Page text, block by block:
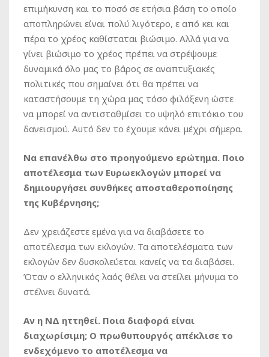
επιμήκυνση και το ποσό σε ετήσια βάση το οποίο
αποπληρώνει είναι πολύ λιγότερο, ε από κει και
πέρα το χρέος καθίσταται βιώσιμο. Αλλά για να
γίνει βιώσιμο το χρέος πρέπει να στρέψουμε
δυναμικά όλο μας το βάρος σε αναπτυξιακές
πολιτικές που σημαίνει ότι θα πρέπει να
καταστήσουμε τη χώρα μας τόσο φιλόξενη ώστε
να μπορεί να αντισταθμίσει το υψηλό επιτόκιο του
δανεισμού. Αυτό δεν το έχουμε κάνει μέχρι σήμερα.
Να επανέλθω στο προηγούμενο ερώτημα. Ποιο
αποτέλεσμα των Ευρωεκλογών μπορεί να
δημιουργήσει συνθήκες αποσταθεροποίησης
της Κυβέρνησης;
Δεν χρειάζεστε εμένα για να διαβάσετε το
αποτέλεσμα των εκλογών. Τα αποτελέσματα των
εκλογών δεν δυσκολεύεται κανείς να τα διαβάσει.
Όταν ο ελληνικός λαός θέλει να στείλει μήνυμα το
στέλνει δυνατά.
Αν η ΝΔ ηττηθεί. Ποια διαφορά είναι
διαχωρίσιμη; Ο πρωθυπουργός απέκλισε το
ενδεχόμενο το αποτέλεσμα να